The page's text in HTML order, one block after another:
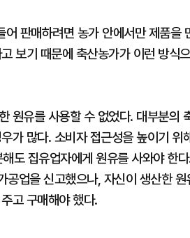
판매하려면 농가 안에서만 제품을
보기 때문에 축산농가가 이런 방식
원유를 사용할 수 없었다. 대부분의
가 많다. 소비자 접근성을 높이기 위
도 집유업자에게 원유를 사와야 한
공업을 신고했으나, 자신이 생산한
고 구매해야 했다.